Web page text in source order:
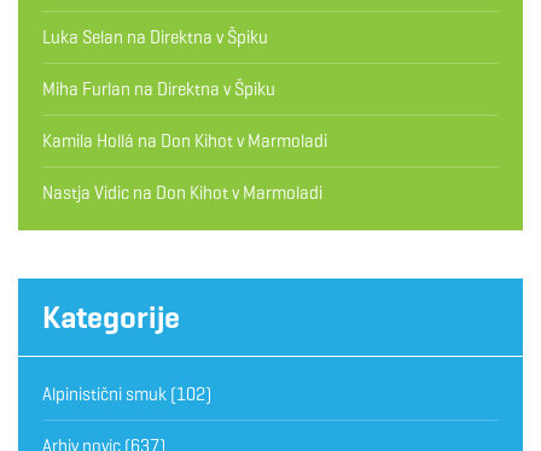
Luka Selan na Direktna v Špiku
Miha Furlan na Direktna v Špiku
Kamila Hollá na Don Kihot v Marmoladi
Nastja Vidic na Don Kihot v Marmoladi
Kategorije
Alpinistični smuk (102)
Arhiv novic (637)